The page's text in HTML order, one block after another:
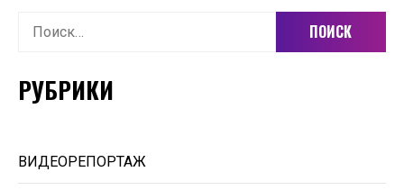
Найти:
РУБРИКИ
ВИДЕОРЕПОРТАЖ